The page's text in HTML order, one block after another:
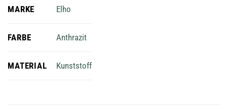
MARKE Elho
FARBE Anthrazit
MATERIAL Kunststoff